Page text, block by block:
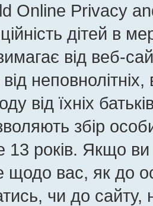
Online Privacy
дітей в
від веб-
від їхніх
збір
13 років. Якщо
щодо вас, як до
чи до